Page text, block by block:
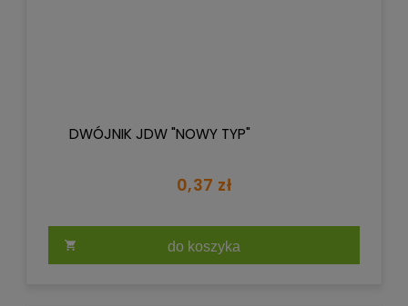
DWÓJNIK JDW "NOWY TYP"
0,37 zł
do koszyka